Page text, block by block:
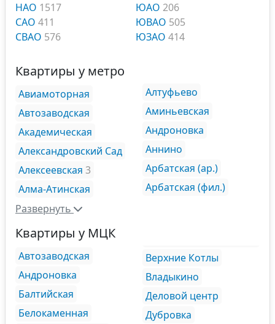
НАО 1517
САО 411
СВАО 576
ЮАО 206
ЮВАО 505
ЮЗАО 414
Квартиры у метро
Авиамоторная
Автозаводская
Академическая
Александровский Сад
Алексеевская 3
Алма-Атинская
Алтуфьево
Аминьевская
Андроновка
Аннино
Арбатская (ар.)
Арбатская (фил.)
Развернуть
Квартиры у МЦК
Автозаводская
Андроновка
Балтийская
Белокаменная
Верхние Котлы
Владыкино
Деловой центр
Дубровка